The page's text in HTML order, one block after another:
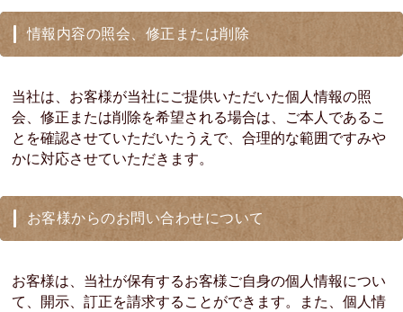
情報内容の照会、修正または削除
当社は、お客様が当社にご提供いただいた個人情報の照
会、修正または削除を希望される場合は、ご本人であるこ
とを確認させていただいたうえで、合理的な範囲ですみや
かに対応させていただきます。
お客様からのお問い合わせについて
お客様は、当社が保有するお客様ご自身の個人情報につい
て、開示、訂正を請求することができます。また、個人情